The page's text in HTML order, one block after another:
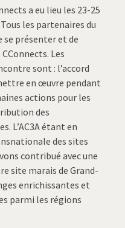
a eu lieu les 23-25
les partenaires du
présenter et de
Les
sont : l’accord
en œuvre pendant
actions pour les
des
L’AC3A étant en
des sites
contribué avec une
site marais de Grand-
enrichissantes et
parmi les régions